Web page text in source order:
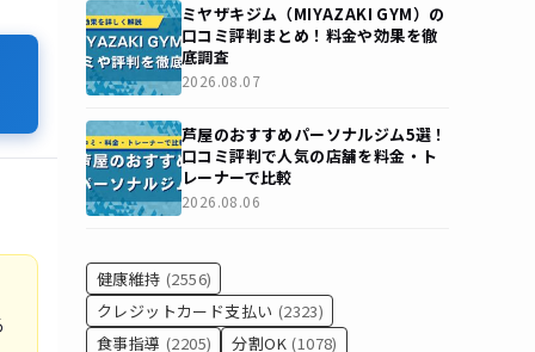
ミヤザキジム（MIYAZAKI GYM）の
口コミ評判まとめ！料金や効果を徹
底調査
2026.08.07
芦屋のおすすめパーソナルジム5選！
口コミ評判で人気の店舗を料金・ト
レーナーで比較
2026.08.06
健康維持 (2556)
クレジットカード支払い (2323)
食事指導 (2205) 分割OK (1078)